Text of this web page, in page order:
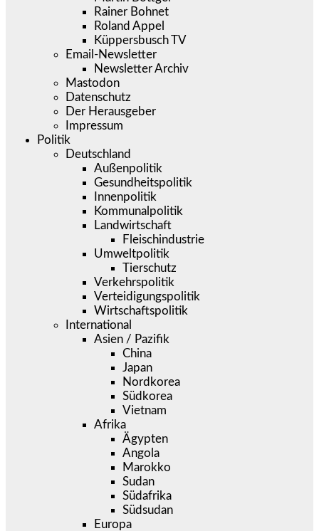
Rainer Bohnet
Roland Appel
Küppersbusch TV
Email-Newsletter
Newsletter Archiv
Mastodon
Datenschutz
Der Herausgeber
Impressum
Politik
Deutschland
Außenpolitik
Gesundheitspolitik
Innenpolitik
Kommunalpolitik
Landwirtschaft
Fleischindustrie
Umweltpolitik
Tierschutz
Verkehrspolitik
Verteidigungspolitik
Wirtschaftspolitik
International
Asien / Pazifik
China
Japan
Nordkorea
Südkorea
Vietnam
Afrika
Ägypten
Angola
Marokko
Sudan
Südafrika
Südsudan
Europa